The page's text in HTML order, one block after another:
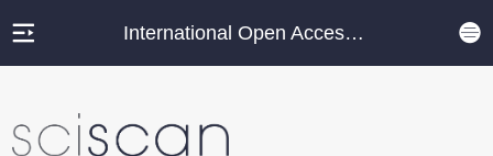
International Open Access Journal Platform